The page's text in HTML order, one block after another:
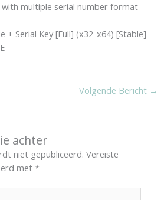
with multiple serial number format
+ Serial Key [Full] (x32-x64) [Stable]
Volgende Bericht →
achter
niet gepubliceerd. Vereiste
met*